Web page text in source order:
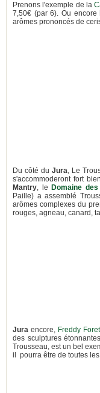
Prenons l'exemple de la
7,50€ (par 6). Ou
arômes prononcés de
Du côté du Jura, Le
s'accommoderont fort
Mantry, le Domaine
Paille) a assemblé
arômes complexes du
rouges, agneau, canard,
Jura encore, Freddy Foret
des sculptures
Trousseau, est un bel
il pourra être de toutes